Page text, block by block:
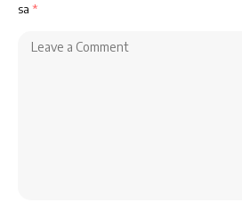
sa *